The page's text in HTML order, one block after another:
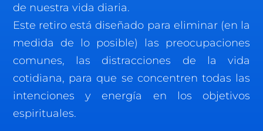
de nuestra vida diaria.
Este retiro está diseñado para eliminar (en la
medida de lo posible) las preocupaciones
comunes, las distracciones de la vida
cotidiana, para que se concentren todas las
intenciones y energía en los objetivos
espirituales.